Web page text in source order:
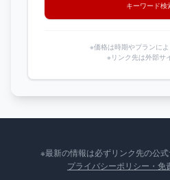
キーワード検
※価格は時期やプランによ
※リンク先は外部サ
※最新の情報は必ずリンク先の公式
プライバシーポリシー・免